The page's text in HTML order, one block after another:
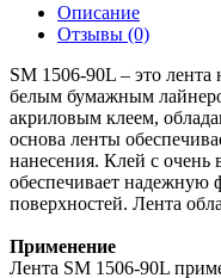
Описание
Отзывы (0)
SM 1506-90L – это
белым бумажным
акриловым клеем,
основа ленты
нанесения. Клей с очень
обеспечивает надежную
поверхностей. Лента
Применение
Лента SM 1506-90L